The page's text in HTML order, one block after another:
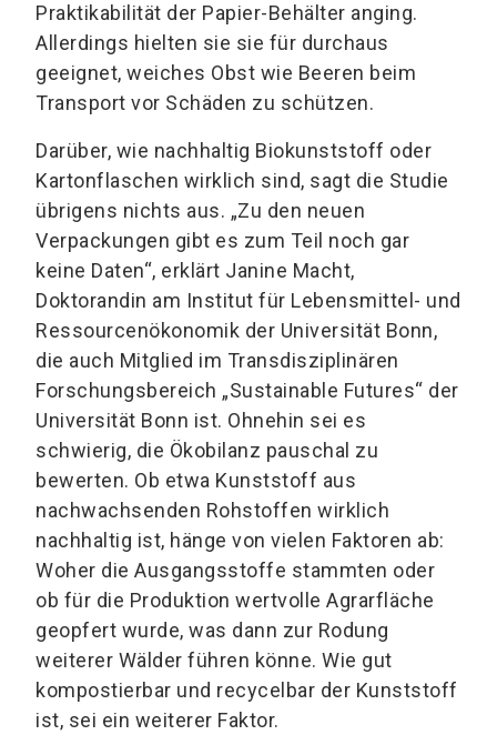
Praktikabilität der Papier-Behälter anging.
Allerdings hielten sie sie für durchaus
geeignet, weiches Obst wie Beeren beim
Transport vor Schäden zu schützen.
Darüber, wie nachhaltig Biokunststoff oder
Kartonflaschen wirklich sind, sagt die Studie
übrigens nichts aus. „Zu den neuen
Verpackungen gibt es zum Teil noch gar
keine Daten“, erklärt Janine Macht,
Doktorandin am Institut für Lebensmittel- und
Ressourcenökonomik der Universität Bonn,
die auch Mitglied im Transdisziplinären
Forschungsbereich „Sustainable Futures“ der
Universität Bonn ist. Ohnehin sei es
schwierig, die Ökobilanz pauschal zu
bewerten. Ob etwa Kunststoff aus
nachwachsenden Rohstoffen wirklich
nachhaltig ist, hänge von vielen Faktoren ab:
Woher die Ausgangsstoffe stammten oder
ob für die Produktion wertvolle Agrarfläche
geopfert wurde, was dann zur Rodung
weiterer Wälder führen könne. Wie gut
kompostierbar und recycelbar der Kunststoff
ist, sei ein weiterer Faktor.